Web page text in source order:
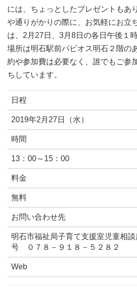
には、ちょっとしたプレゼントもあ
や通りがかりの際に、お気軽にお立
は、2月27日、3月8日の各日午後１
場所は明石駅前パピオス明石２階の
約や参加費は必要なく、誰でもご参
ちしています。
日程
2019年2月27日（水）
時間
13：00～15：00
料金
無料
お問い合わせ先
明石市福祉局子育て支援室児童相
号 ０７８－９１８－５２８２
Web